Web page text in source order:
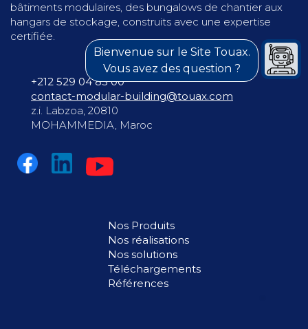
bâtiments modulaires, des bungalows de chantier aux
hangars de stockage, construits avec une expertise
certifiée.
+212 529 04 83 00
contact-modular-building@touax.com
z.i. Labzoa, 20810
MOHAMMEDIA, Maroc
Nos Produits
Nos réalisations
Nos solutions
Téléchargements
Références
Bienvenue sur le Site Touax.
Vous avez des question ?